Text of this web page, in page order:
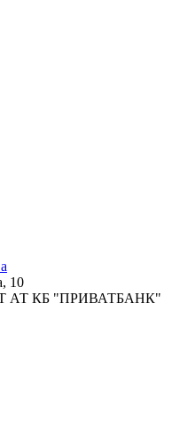
10
АТ КБ "ПРИВАТБАНК"